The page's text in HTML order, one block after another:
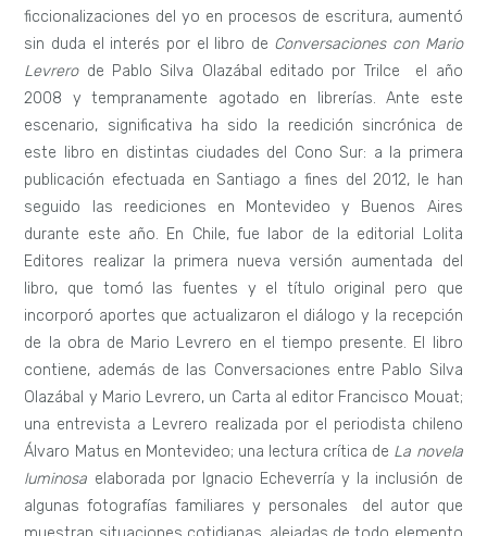
ficcionalizaciones del yo en procesos de escritura, aumentó
sin duda el interés por el libro de Conversaciones con Mario
Levrerode Pablo Silva Olazábal editado por Trilce el año
2008 y tempranamente agotado en librerías. Ante este
escenario, significativa ha sido la reedición sincrónica de
este libro en distintas ciudades del Cono Sur: a la primera
publicación efectuada en Santiago a fines del 2012, le han
seguido las reediciones en Montevideo y Buenos Aires
durante este año. En Chile, fue labor de la editorial Lolita
Editores realizar la primera nueva versión aumentada del
libro, que tomó las fuentes y el título original pero que
incorporó aportes que actualizaron el diálogo y la recepción
de la obra de Mario Levrero en el tiempo presente. El libro
contiene, además de las Conversaciones entre Pablo Silva
Olazábal y Mario Levrero, un Carta al editor Francisco Mouat;
una entrevista a Levrero realizada por el periodista chileno
Álvaro Matus en Montevideo; una lectura crítica de La novela
luminosa elaborada por Ignacio Echeverría y la inclusión de
algunas fotografías familiares y personales del autor que